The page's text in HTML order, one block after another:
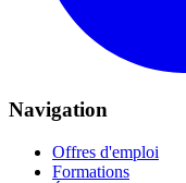
Navigation
Offres d'emploi
Formations